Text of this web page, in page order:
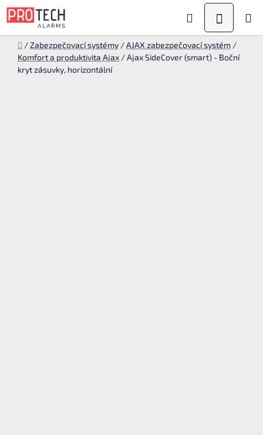
Přejít
na
Hledat
KOŠÍK
Domů
/Zabezpečovací systémy /AJAX zabezpečovací systém /
Komfort a produktivita Ajax /Ajax SideCover (smart) - Boční
kryt zásuvky, horizontální